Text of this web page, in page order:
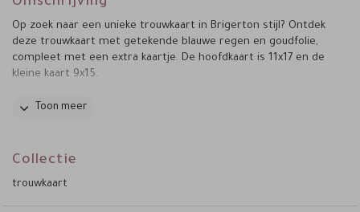
Op zoek naar een unieke trouwkaart in Brigerton stijl? Ontdek
deze trouwkaart met getekende blauwe regen en goudfolie,
compleet met een extra kaartje. De hoofdkaart is 11x17 en de
kleine kaart 9x15.
Wil je de kaart in een ander formaat of heb je behoefte aan
Toon meer
Collectie
trouwkaart